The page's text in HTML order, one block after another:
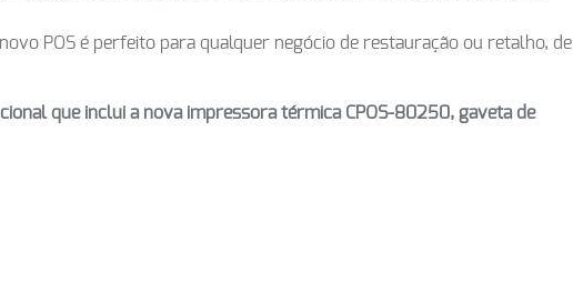
POS é perfeito para qualquer negócio de restauração ou retalho, de
que inclui a nova impressora térmica CPOS-80250, gaveta de